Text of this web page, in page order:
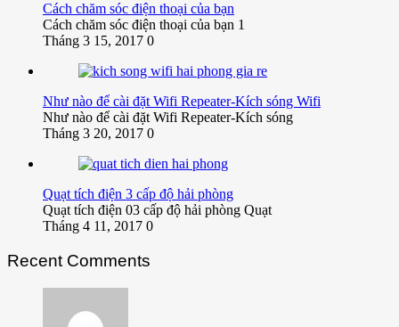
Cách chăm sóc điện thoại của bạn
Cách chăm sóc điện thoại của bạn 1
Tháng 3 15, 2017 0
Như nào để cài đặt Wifi Repeater-Kích sóng Wifi
Như nào để cài đặt Wifi Repeater-Kích sóng
Tháng 3 20, 2017 0
Quạt tích điện 3 cấp độ hải phòng
Quạt tích điện 03 cấp độ hải phòng Quạt
Tháng 4 11, 2017 0
Recent Comments